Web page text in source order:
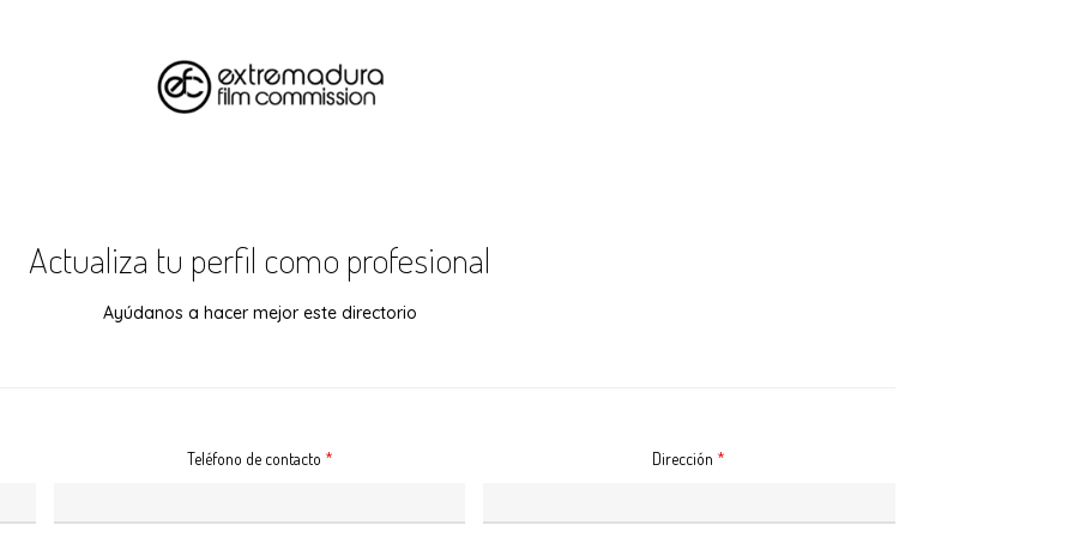
Actualiza tu perfil como profesional
Ayúdanos a hacer mejor este directorio
Teléfono de contacto * Dirección *